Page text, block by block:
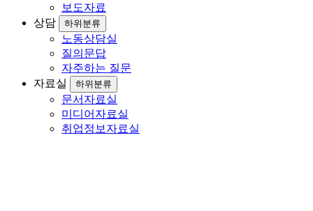
보도자료
상담
하위분류
노동상담실
질의문답
자주하는 질문
자료실
하위분류
문서자료실
미디어자료실
취업정보자료실